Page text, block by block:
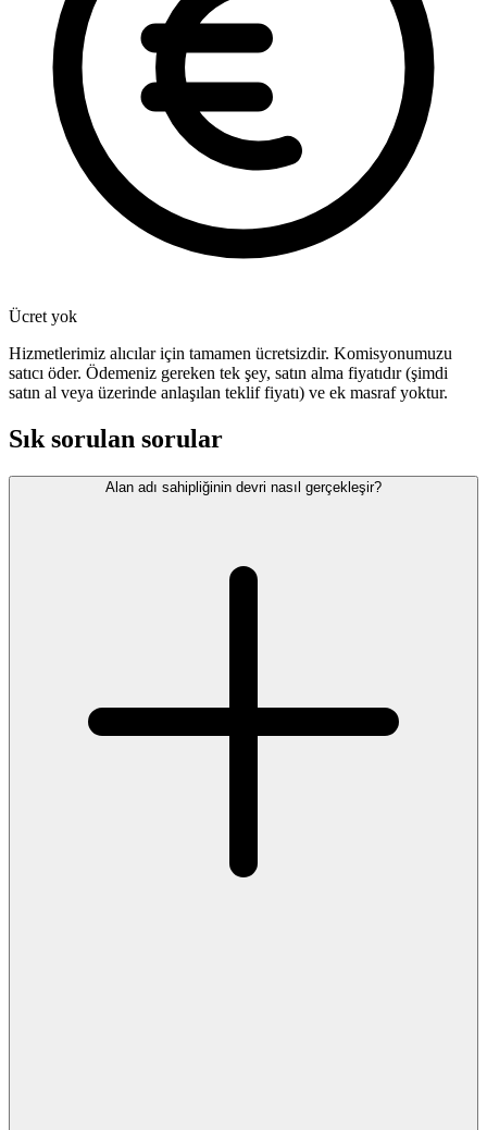
Ücret yok
Hizmetlerimiz alıcılar için tamamen ücretsizdir. Komisyonumuzu
satıcı öder. Ödemeniz gereken tek şey, satın alma fiyatıdır (şimdi
satın al veya üzerinde anlaşılan teklif fiyatı) ve ek masraf yoktur.
Sık sorulan sorular
Alan adı sahipliğinin devri nasıl gerçekleşir?